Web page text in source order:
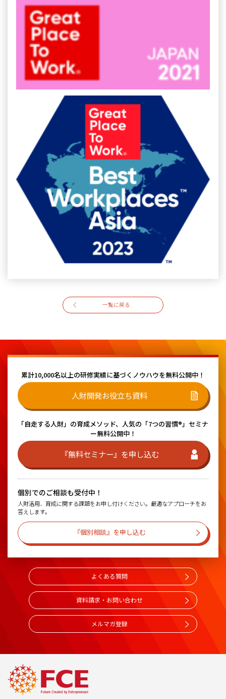
一覧に戻る
累計10,000名以上の研修実績に基づく ノウハウを無料公開中！
人財開発お役立ち資料
「自走する人財」の育成メソッド、 人気の「7つの習慣®」セミナ
ー無料公開中！
『無料セミナー』を申し込む
個別でのご相談も受付中！
人財活用、育成に関する課題をお申し付けください。最適なアプローチをお
答えします。
『個別相談』を申し込む
よくある質問
資料請求・お問い合わせ
メルマガ登録